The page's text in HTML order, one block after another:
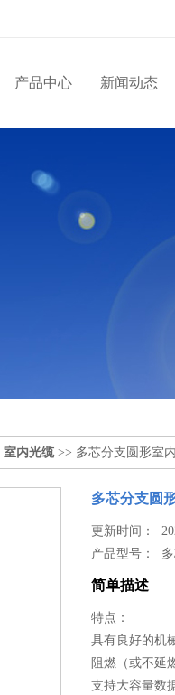
产品中心 新闻动态
室内光缆>> 多芯分支圆形室
多芯分支圆
更新时间：
产品型号：
简单描述
特点：
具有良好的机
阻燃（或不延
支持大容量数